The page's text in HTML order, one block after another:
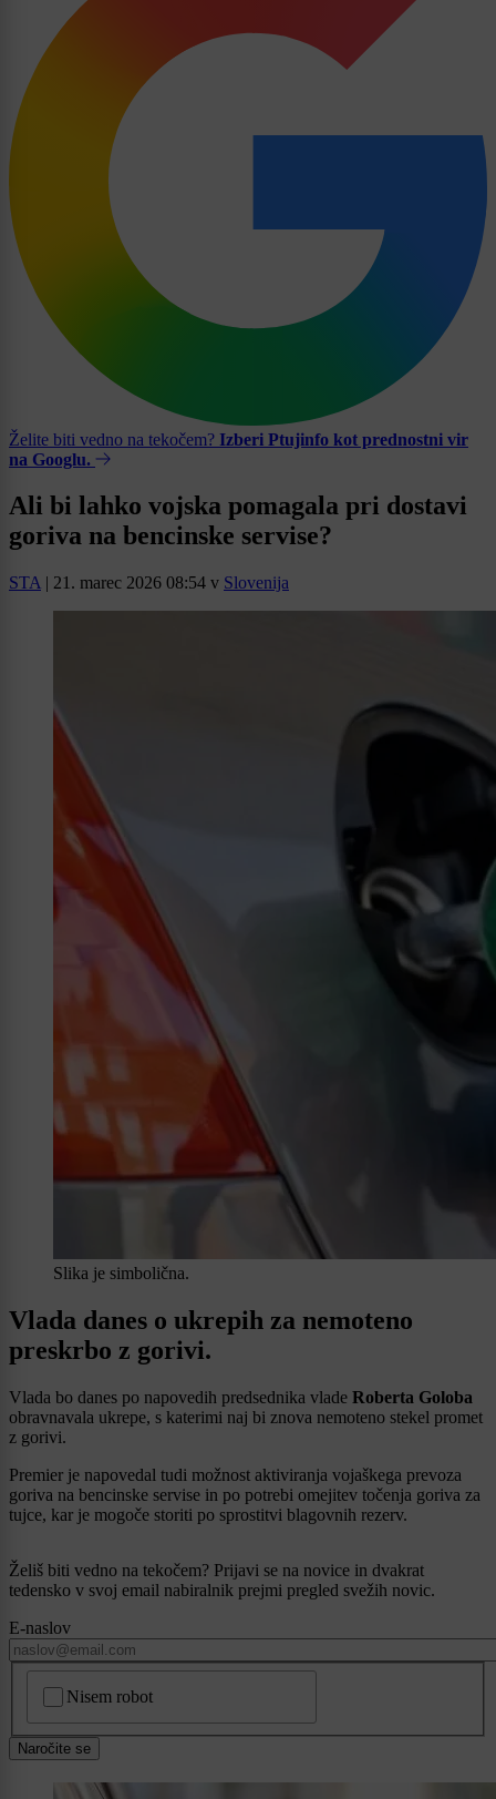
Želite biti vedno na tekočem? Izberi Ptujinfo kot prednostni vir
na Googlu.
Ali bi lahko vojska pomagala pri dostavi
goriva na bencinske servise?
STA | 21. marec 2026 08:54 v Slovenija
Slika je simbolična.
Vlada danes o ukrepih za nemoteno
preskrbo z gorivi.
Vlada bo danes po napovedih predsednika vlade Roberta Goloba
obravnavala ukrepe, s katerimi naj bi znova nemoteno stekel promet
z gorivi.
Premier je napovedal tudi možnost aktiviranja vojaškega prevoza
goriva na bencinske servise in po potrebi omejitev točenja goriva za
tujce, kar je mogoče storiti po sprostitvi blagovnih rezerv.
Želiš biti vedno na tekočem? Prijavi se na novice in dvakrat
tedensko v svoj email nabiralnik prejmi pregled svežih novic.
E-naslov
Nisem robot
Naročite se